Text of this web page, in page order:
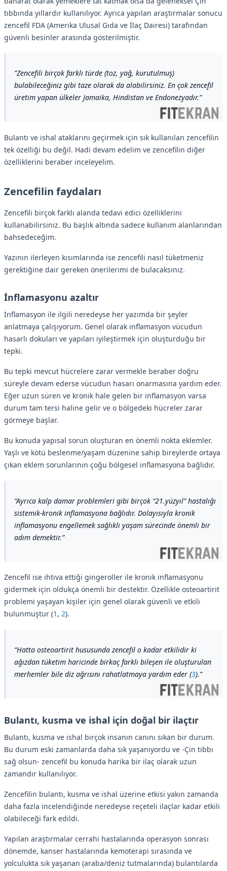
tıbbında yıllardır kullanılıyor. Ayrıca yapılan araştırmalar sonucu
zencefil FDA (Amerika Ulusal Gıda ve İlaç Dairesi) tarafından
güvenli besinler arasında gösterilmiştir.
Zencefili birçok farklı türde (toz, yağ, kurutulmuş)
bulabileceğiniz gibi taze olarak da alabilirsiniz. En çok zencefil
üretim yapan ülkeler Jamaika, Hindistan ve Endonezyadır.
Bulantı ve ishal ataklarını geçirmek için sık kullanılan zencefilin
tek özelliği bu değil. Hadi devam edelim ve zencefilin diğer
özelliklerini beraber inceleyelim.
Zencefilin faydaları
Zencefili birçok farklı alanda tedavi edici özelliklerini
kullanabilirsiniz. Bu başlık altında sadece kullanım alanlarından
bahsedeceğim.
Yazının ilerleyen kısımlarında ise zencefili nasıl tüketmeniz
gerektiğine dair gereken önerilerimi de bulacaksınız.
İnflamasyonu azaltır
İnflamasyon ile ilgili neredeyse her yazımda bir şeyler
anlatmaya çalışıyorum. Genel olarak inflamasyon vücudun
hasarlı dokuları ve yapıları iyileştirmek için oluşturduğu bir
tepki.
Bu tepki mevcut hücrelere zarar vermekle beraber doğru
süreyle devam ederse vücudun hasarı onarmasına yardım eder.
Eğer uzun süren ve kronik hale gelen bir inflamasyon varsa
durum tam tersi haline gelir ve o bölgedeki hücreler zarar
görmeye başlar.
Bu konuda yapısal sorun oluşturan en önemli nokta eklemler.
Yaşlı ve kötü beslenme/yaşam düzenine sahip bireylerde ortaya
çıkan eklem sorunlarının çoğu bölgesel inflamasyona bağlıdır.
Ayrıca kalp damar problemleri gibi birçok “21.yüzyıl” hastalığı
sistemik-kronik inflamasyona bağlıdır. Dolayısıyla kronik
inflamasyonu engellemek sağlıklı yaşam sürecinde önemli bir
adım demektir.
Zencefil ise ihtiva ettiği gingeroller ile kronik inflamasyonu
gidermek için oldukça önemli bir destektir. Özellikle osteoartirit
problemi yaşayan kişiler için genel olarak güvenli ve etkili
bulunmuştur (1 , 2).
Hatta osteoartirit hususunda zencefil o kadar etkilidir ki
ağızdan tüketim haricinde birkaç farklı bileşen ile oluşturulan
merhemler bile diz ağrısını rahatlatmaya yardım eder (3).
Bulantı, kusma ve ishal için doğal bir ilaçtır
Bulantı, kusma ve ishal birçok insanın canını sıkan bir durum.
Bu durum eski zamanlarda daha sık yaşanıyordu ve -Çin tıbbı
sağ olsun- zencefil bu konuda harika bir ilaç olarak uzun
zamandır kullanılıyor.
Zencefilin bulantı, kusma ve ishal üzerine etkisi yakın zamanda
daha fazla incelendiğinde neredeyse reçeteli ilaçlar kadar etkili
olabileceği fark edildi.
Yapılan araştırmalar cerrahi hastalarında operasyon sonrası
dönemde, kanser hastalarında kemoterapi sırasında ve
yolculukta sık yaşanan (araba/deniz tutmalarında) bulantılarda